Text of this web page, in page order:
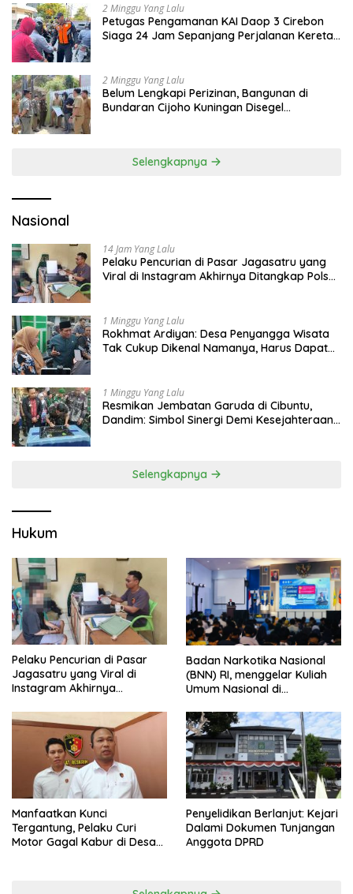
2 Minggu Yang Lalu
Petugas Pengamanan KAI Daop 3 Cirebon
Siaga 24 Jam Sepanjang Perjalanan Kereta
2 Minggu Yang Lalu
Belum Lengkapi Perizinan, Bangunan di
Bundaran Cijoho Kuningan Disegel
Selengkapnya
Nasional
14 Jam Yang Lalu
Pelaku Pencurian di Pasar Jagasatru yang
Viral di Instagram Akhirnya Ditangkap Polsek
1 Minggu Yang Lalu
Rokhmat Ardiyan: Desa Penyangga Wisata
Tak Cukup Dikenal Namanya, Harus Dapat
1 Minggu Yang Lalu
Resmikan Jembatan Garuda di Cibuntu,
Dandim: Simbol Sinergi Demi Kesejahteraan
Selengkapnya
Hukum
Pelaku Pencurian di Pasar
Jagasatru yang Viral di
Instagram Akhirnya
Badan Narkotika Nasional
(BNN) RI, menggelar Kuliah
Umum Nasional di
Manfaatkan Kunci
Tergantung, Pelaku Curi
Motor Gagal Kabur di Desa
Penyelidikan Berlanjut: Kejari
Dalami Dokumen Tunjangan
Anggota DPRD